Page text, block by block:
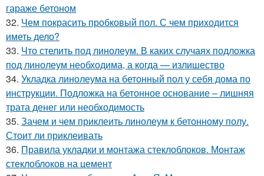
гараже бетоном
32. Чем покрасить пробковый пол. С чем приходится
иметь дело?
33. Что стелить под линолеум. В каких случаях подложка
под линолеум необходима, а когда — излишество
34. Укладка линолеума на бетонный пол у себя дома по
инструкции. Подложка на бетонное основание – лишняя
трата денег или необходимость
35. Зачем и чем приклеить линолеум к бетонному полу.
Стоит ли приклеивать
36. Правила укладки и монтажа стеклоблоков. Монтаж
стеклоблоков на цемент